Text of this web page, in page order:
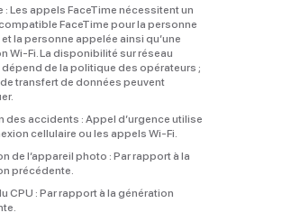
: Les appels FaceTime nécessitent un
FaceTime pour la personne
la personne appelée ainsi qu’une
Wi‑Fi. La disponibilité sur réseau
dépend de la politique des opérateurs ;
transfert de données peuvent
des accidents : Appel d’urgence utilise
cellulaire ou les appels Wi‑Fi.
de l’appareil photo : Par rapport à la
précédente.
CPU : Par rapport à la génération